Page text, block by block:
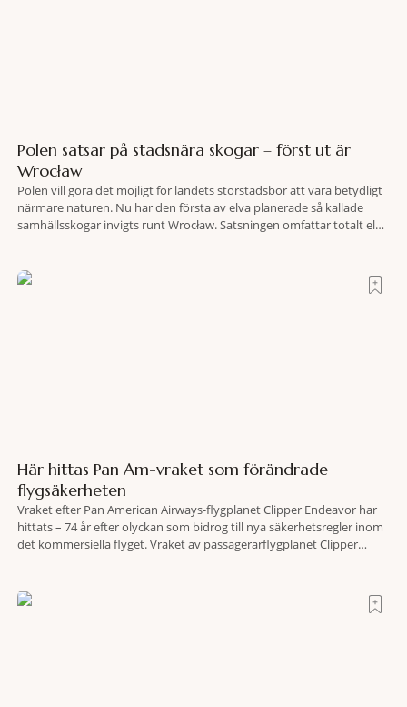
Polen satsar på stadsnära skogar – först ut är
Wrocław
Polen vill göra det möjligt för landets storstadsbor att vara betydligt
närmare naturen. Nu har den första av elva planerade så kallade
samhällsskogar invigts runt Wrocław. Satsningen omfattar totalt elva
fler människor ska kunna promenera, motionera
Här hittas Pan Am-vraket som förändrade
flygsäkerheten
Vraket efter Pan American Airways-flygplanet Clipper Endeavor har
hittats – 74 år efter olyckan som bidrog till nya säkerhetsregler inom
det kommersiella flyget. Vraket av passagerarflygplanet Clipper
lokaliserades den 2 juni i år med hjälp